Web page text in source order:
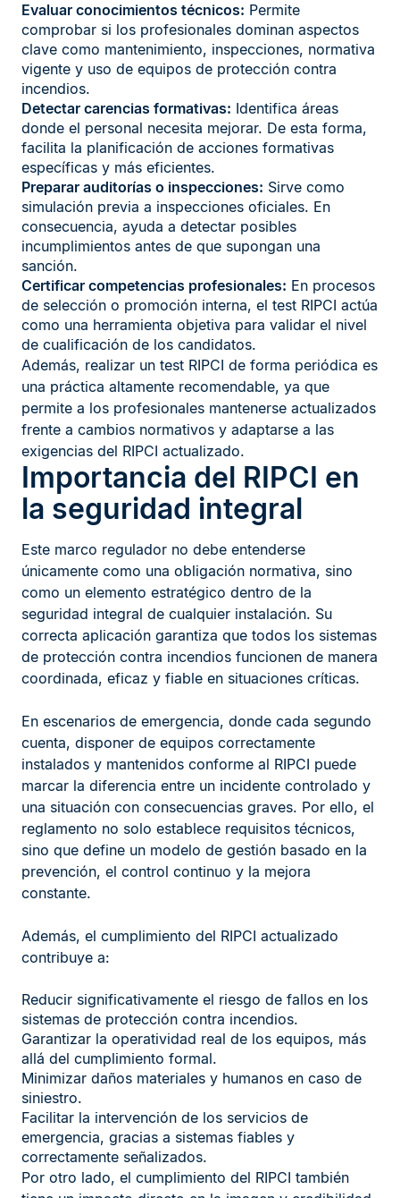
Evaluar conocimientos técnicos: Permite
comprobar si los profesionales dominan aspectos
clave como mantenimiento, inspecciones, normativa
vigente y uso de equipos de protección contra
incendios.
Detectar carencias formativas: Identifica áreas
donde el personal necesita mejorar. De esta forma,
facilita la planificación de acciones formativas
específicas y más eficientes.
Preparar auditorías o inspecciones: Sirve como
simulación previa a inspecciones oficiales. En
consecuencia, ayuda a detectar posibles
incumplimientos antes de que supongan una
sanción.
Certificar competencias profesionales: En procesos
de selección o promoción interna, el test RIPCI actúa
como una herramienta objetiva para validar el nivel
de cualificación de los candidatos.
Además, realizar un test RIPCI de forma periódica es
una práctica altamente recomendable, ya que
permite a los profesionales mantenerse actualizados
frente a cambios normativos y adaptarse a las
exigencias del RIPCI actualizado.
Importancia del RIPCI en
la seguridad integral
Este marco regulador no debe entenderse
únicamente como una obligación normativa, sino
como un elemento estratégico dentro de la
seguridad integral de cualquier instalación. Su
correcta aplicación garantiza que todos los sistemas
de protección contra incendios funcionen de manera
coordinada, eficaz y fiable en situaciones críticas.
En escenarios de emergencia, donde cada segundo
cuenta, disponer de equipos correctamente
instalados y mantenidos conforme al RIPCI puede
marcar la diferencia entre un incidente controlado y
una situación con consecuencias graves. Por ello, el
reglamento no solo establece requisitos técnicos,
sino que define un modelo de gestión basado en la
prevención, el control continuo y la mejora
constante.
Además, el cumplimiento del RIPCI actualizado
contribuye a:
Reducir significativamente el riesgo de fallos en los
sistemas de protección contra incendios.
Garantizar la operatividad real de los equipos, más
allá del cumplimiento formal.
Minimizar daños materiales y humanos en caso de
siniestro.
Facilitar la intervención de los servicios de
emergencia, gracias a sistemas fiables y
correctamente señalizados.
Por otro lado, el cumplimiento del RIPCI también